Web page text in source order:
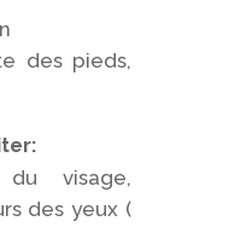
des pieds,
du visage,
des yeux (